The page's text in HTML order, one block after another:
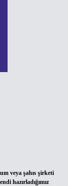
veya şahıs şirketi
hazırladığımız